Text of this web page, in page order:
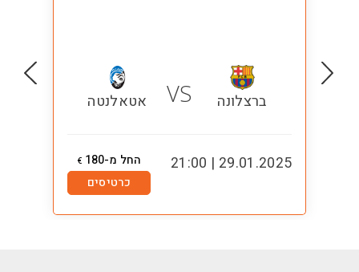
ברצלונה VS אטאלנטה
29.01.2025 | 21:00 החל מ-180 €
כרטיסים